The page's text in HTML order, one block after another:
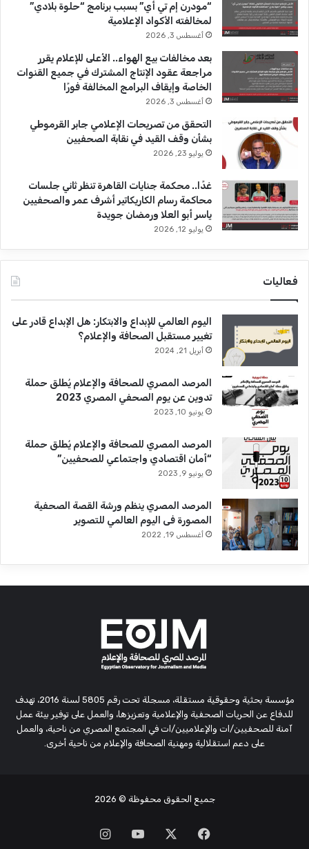
e
م
“مودرن إم تي أي” بسبب برنامج “حلوة بلادي”
لمخالفته الأكواد الإعلامية
أغسطس 3, 2026
بعد مخالفات بيع الهواء.. الأعلى للإعلام يقرر
مراجعة عقود الإنتاج المشترك في جميع القنوات
الخاصة وإيقاف البرامج المخالفة فورًا
أغسطس 3, 2026
التحقق من تصريحات الإعلامي جابر القرموطي
بشأن وقف القيد في نقابة الصحفيين
يوليو 23, 2026
غدًا.. محكمة جنايات القاهرة تنظر ثاني جلسات
محاكمة رسام الكاريكاتير أشرف عمر والصحفيين
ياسر أبو العلا ورمضان جويدة
يوليو 12, 2026
فعاليات
اليوم العالمي للإبداع والابتكار: هل الإبداع قادر على
تغيير مستقبل الصحافة والإعلام؟
أبريل 21, 2024
المرصد المصري للصحافة والإعلام يُطلق حملة
تدوين عن يوم الصحفي المصري 2023
يونيو 10, 2023
المرصد المصري للصحافة والإعلام يُطلق حملة
“أمان اقتصادي واجتماعي للصحفيين”
يونيو 9, 2023
المرصد المصري ينظم ورشة القصة الصحفية
المصورة فى اليوم العالمي للتصوير
أغسطس 19, 2022
مؤسسة بحثية وحقوقية مستقلة، مسجلة تحت رقم 5805 لسنة 2016، تهدف
للدفاع عن الحريات الصحفية والإعلامية وتعزيزها، والعمل على توفير بيئة عمل
آمنة للصحفيين/ات والإعلاميين/ات في المجتمع المصري من ناحية، والعمل
على دعم استقلالية ومهنية الصحافة والإعلام من ناحية أخرى.
جميع الحقوق محفوظة © 2026
فيسبوك ‫YouTube